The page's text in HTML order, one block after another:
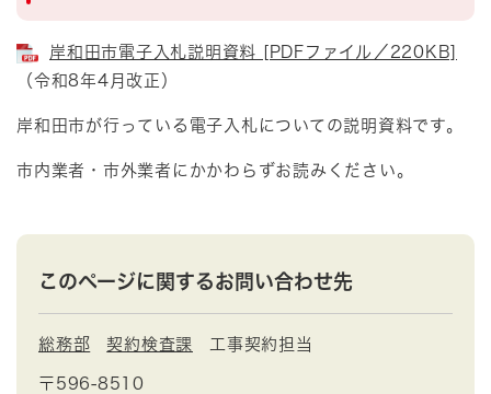
岸和田市電子入札説明資料 [PDFファイル／220KB]
（令和8年4月改正）
岸和田市が行っている電子入札についての説明資料です。
市内業者・市外業者にかかわらずお読みください。
このページに関するお問い合わせ先
総務部 契約検査課 工事契約担当
〒596-8510